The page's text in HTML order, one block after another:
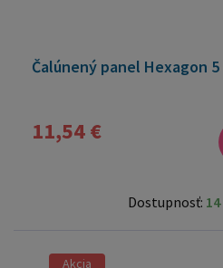
Čalúnený panel Hexagon
11,54 €
Dostupnosť:
Akcia